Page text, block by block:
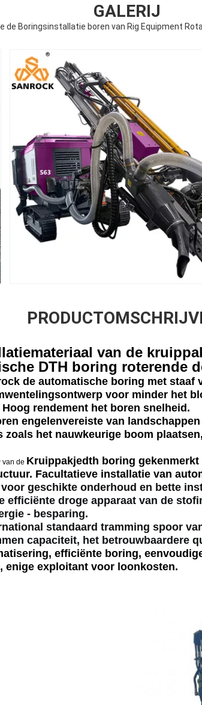
GALERIJ
de Boringsinstallatie boren van Rig Equipment
van de
DTH boring roterende
de automatische boring met staaf
voor minder het
rendement het boren snelheid.
engelenvereiste van
zoals het nauwkeurige boom
van de Kruippakjedth boring
Facultatieve installatie van
geschikte onderhoud en bette
efficiënte droge apparaat van de
- besparing.
standaard tramming spoor
capaciteit, het betrouwbaardere
efficiënte boring,
enige exploitant voor loonkosten.